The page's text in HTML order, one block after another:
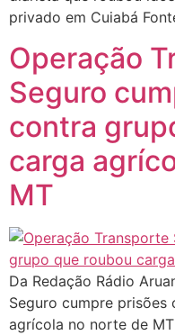
privado em Cuiabá
Operação
Seguro
contra
carga
MT
Da Redação Rádio
Seguro cumpre
agrícola no norte de